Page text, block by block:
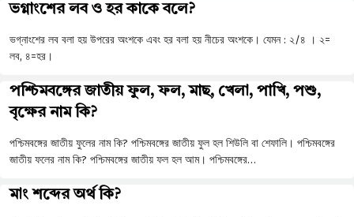
ভগ্নাংশের লব ও হর কাকে বলে?
ভগ্নাংশের লব বলা হয় উপরের অংশকে এবং হর বলা হয় নীচের অংশকে। যেমন : ২/৪ । ২=
লব, ৪=হর।
পশ্চিমবঙ্গের জাতীয় ফুল, ফল, মাছ, খেলা, পাখি, পশু,
বৃক্ষের নাম কি?
পশ্চিমবঙ্গের জাতীয় ফুলের নাম কি? পশ্চিমবঙ্গের জাতীয় ফুল হল শিউলি বা শেফালি। পশ্চিমবঙ্গের
জাতীয় ফলের নাম কি? পশ্চিমবঙ্গের জাতীয় ফল হল আম। পশ্চিমবঙ্গের…
মাং শব্দের অর্থ কি?